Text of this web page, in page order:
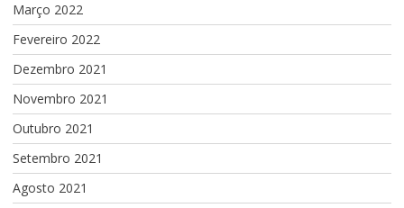
Março 2022
Fevereiro 2022
Dezembro 2021
Novembro 2021
Outubro 2021
Setembro 2021
Agosto 2021